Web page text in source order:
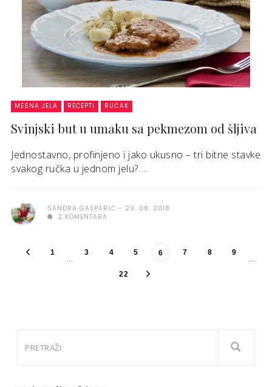
MESNA JELA RECEPTI RUČAK
Svinjski but u umaku sa pekmezom od šljiva
Jednostavno, profinjeno i jako ukusno – tri bitne stavke
svakog ručka u jednom jelu? ...
SANDRA GAŠPARIĆ
29. 08. 2018.
2 KOMENTARA
1 … 3 4 5 6 7 8 9 …
22